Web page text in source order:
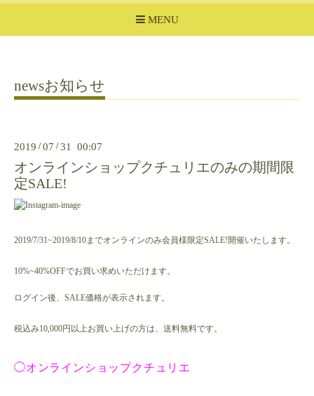
MENU
newsお知らせ
2019 /07 /31 00:07
オンラインショップクチュリエのみの期間限
定SALE!
2019/7/31~2019/8/10までオンラインのみ会員様限定SALE!開催いたします。
10%~40%OFFでお買い求めいただけます。
ログイン後、SALE価格が表示されます。
税込み10,000円以上お買い上げの方は、送料無料です。
◯オンラインショップクチュリエ